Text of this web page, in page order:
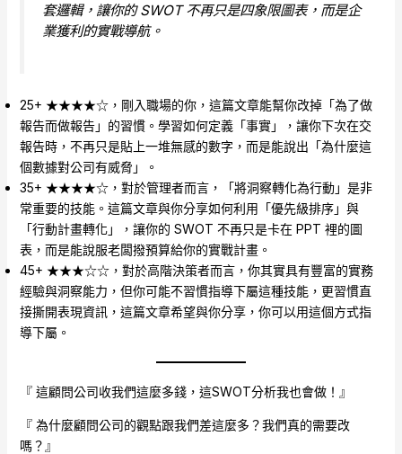
套邏輯，讓你的 SWOT 不再只是四象限圖表，而是企
業獲利的實戰導航。
25+ ★★★★☆，剛入職場的你，這篇文章能幫你改掉「為了做
報告而做報告」的習慣。學習如何定義「事實」，讓你下次在交
報告時，不再只是貼上一堆無感的數字，而是能說出「為什麼這
個數據對公司有威脅」。
35+ ★★★★☆，對於管理者而言，「將洞察轉化為行動」是非
常重要的技能。這篇文章與你分享如何利用「優先級排序」與
「行動計畫轉化」，讓你的 SWOT 不再只是卡在 PPT 裡的圖
表，而是能說服老闆撥預算給你的實戰計畫。
45+ ★★★☆☆，對於高階決策者而言，你其實具有豐富的實務
經驗與洞察能力，但你可能不習慣指導下屬這種技能，更習慣直
接撕開表現資訊，這篇文章希望與你分享，你可以用這個方式指
導下屬。
『 這顧問公司收我們這麼多錢，這SWOT分析我也會做！』
『 為什麼顧問公司的觀點跟我們差這麼多？我們真的需要改
嗎？』